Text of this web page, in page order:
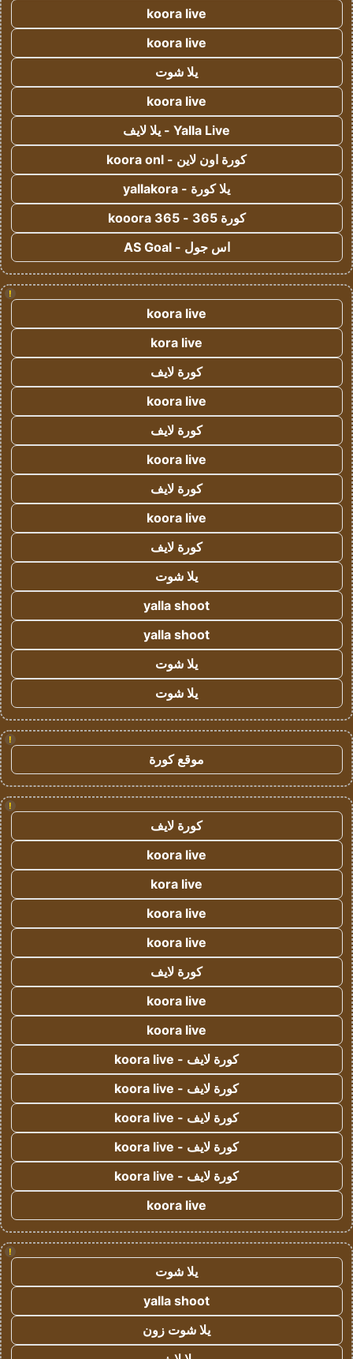
koora live
koora live
يلا شوت
koora live
Yalla Live - يلا لايف
كورة اون لاين - koora onl
يلا كورة - yallakora
كورة 365 - kooora 365
اس جول - AS Goal
!
koora live
kora live
كورة لايف
koora live
كورة لايف
koora live
كورة لايف
koora live
كورة لايف
يلا شوت
yalla shoot
yalla shoot
يلا شوت
يلا شوت
!
موقع كورة
!
كورة لايف
koora live
kora live
koora live
koora live
كورة لايف
koora live
koora live
كورة لايف - koora live
كورة لايف - koora live
كورة لايف - koora live
كورة لايف - koora live
كورة لايف - koora live
koora live
!
يلا شوت
yalla shoot
يلا شوت زون